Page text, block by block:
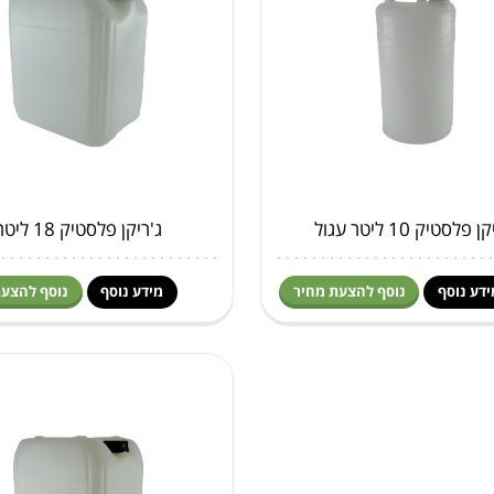
10 ליטר עגול
נוסף נוסף להצעת מחיר
ג'ריקן פלסטיק 18 ליטר
מידע נוסף נוסף